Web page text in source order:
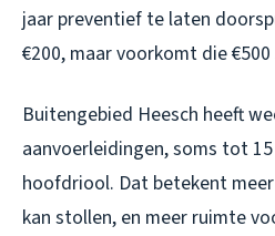
jaar preventief te laten
€200, maar voorkomt die
Buitengebied Heesch heeft
aanvoerleidingen, soms tot
hoofdriool. Dat betekent
kan stollen, en meer ruimte